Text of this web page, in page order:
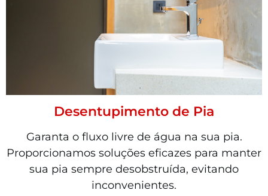
Desentupimento de Pia
Garanta o fluxo livre de água na sua pia.
Proporcionamos soluções eficazes para manter
sua pia sempre desobstruída, evitando
inconvenientes.